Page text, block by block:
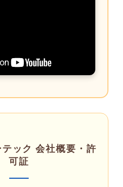
ック 会社概要・許
可証